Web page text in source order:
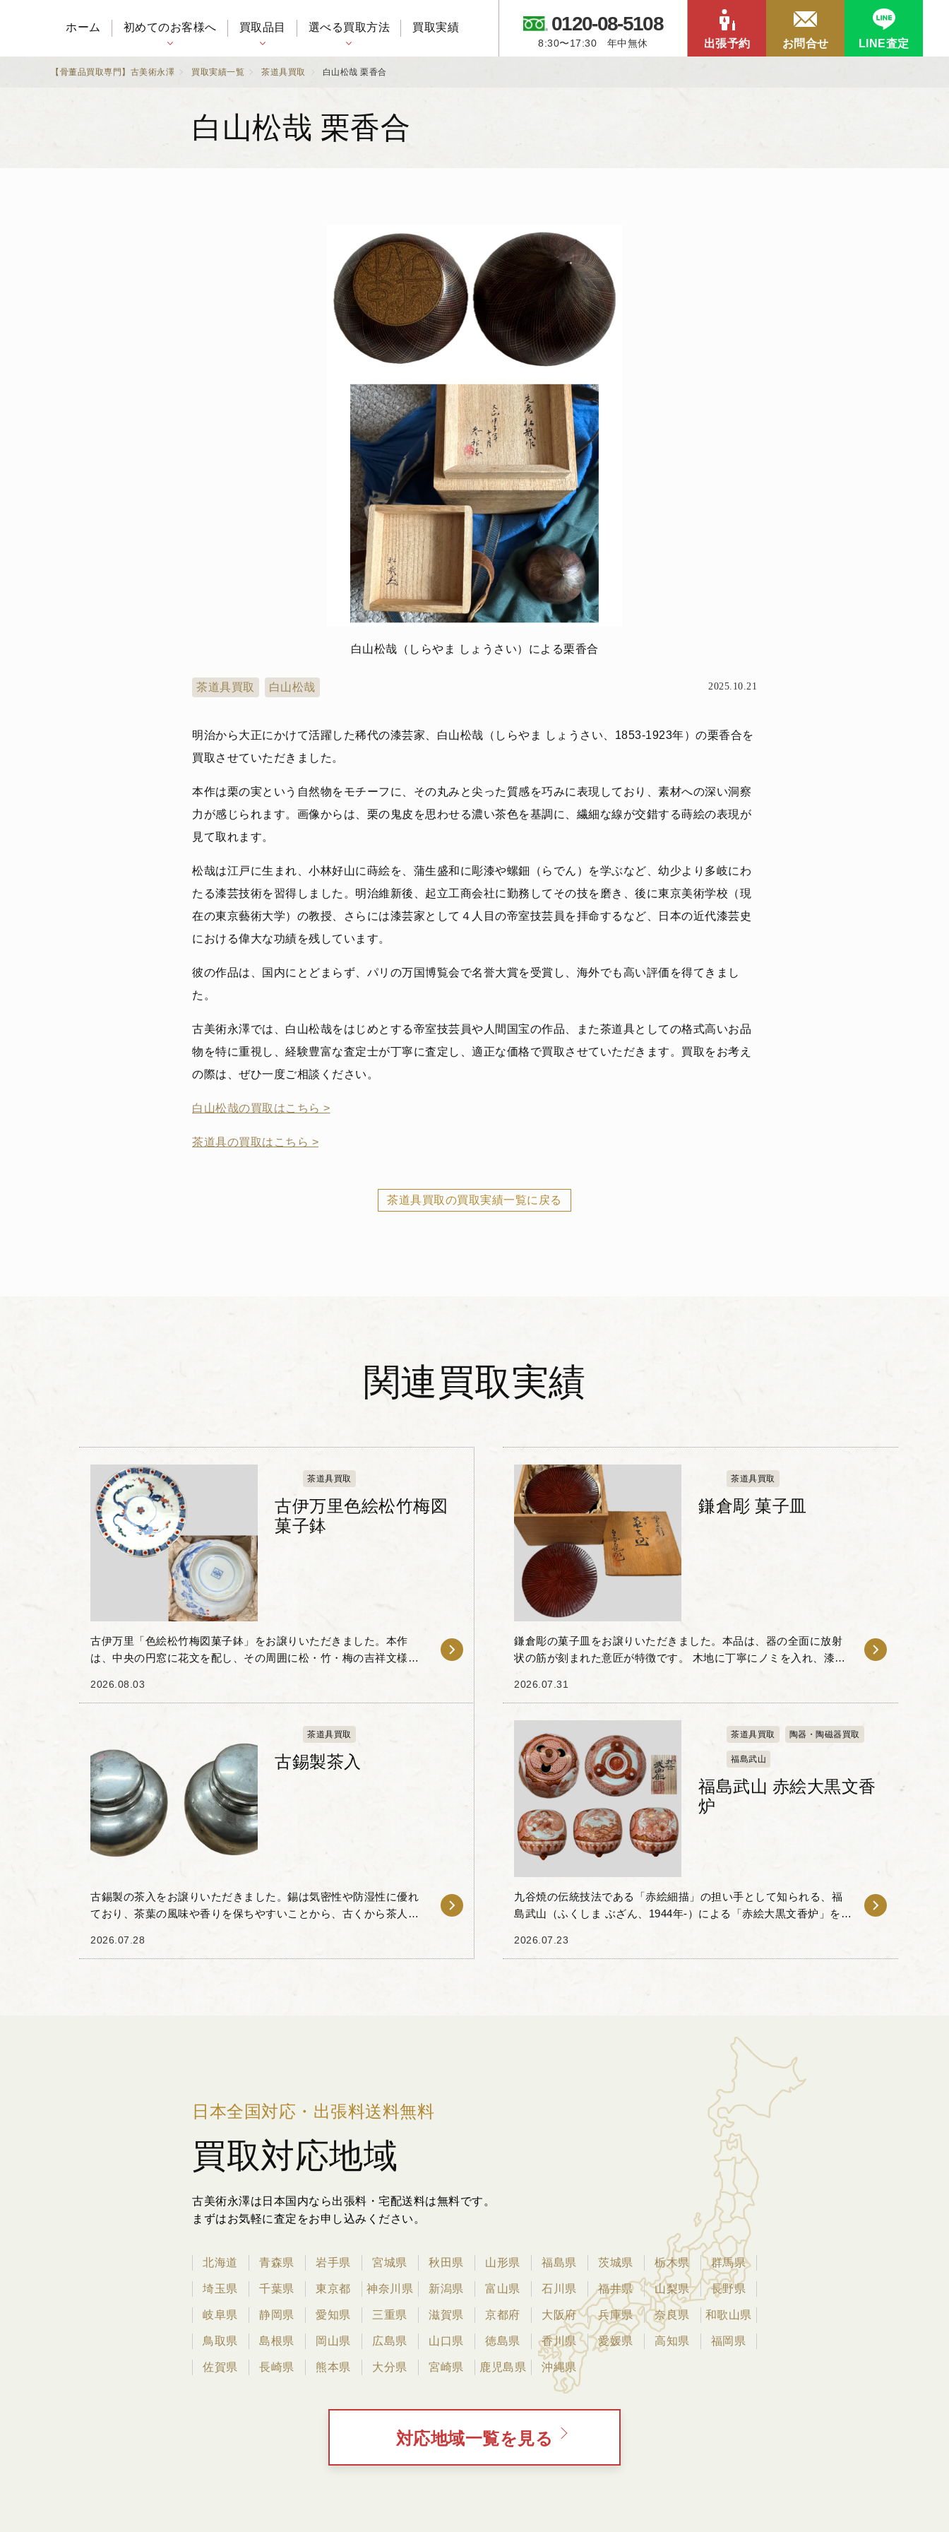
ホーム 初めてのお客様へ 買取品目 選べる買取方法 買取実績 0120-08-5108
8:30〜17:30 年中無休 出張予約 お問合せ LINE査定
【骨董品買取専門】古美術永澤 買取実績一覧 茶道具買取 白山松哉 栗香合
白山松哉 栗香合
白山松哉（しらやま しょうさい）による栗香合
茶道具買取 白山松哉 2025.10.21
明治から大正にかけて活躍した稀代の漆芸家、白山松哉（しらやま しょうさい、1853-1923年）の栗香合を
買取させていただきました。
本作は栗の実という自然物をモチーフに、その丸みと尖った質感を巧みに表現しており、素材への深い洞察
力が感じられます。画像からは、栗の鬼皮を思わせる濃い茶色を基調に、繊細な線が交錯する蒔絵の表現が
見て取れます。
松哉は江戸に生まれ、小林好山に蒔絵を、蒲生盛和に彫漆や螺鈿（らでん）を学ぶなど、幼少より多岐にわ
たる漆芸技術を習得しました。明治維新後、起立工商会社に勤務してその技を磨き、後に東京美術学校（現
在の東京藝術大学）の教授、さらには漆芸家として４人目の帝室技芸員を拝命するなど、日本の近代漆芸史
における偉大な功績を残しています。
彼の作品は、国内にとどまらず、パリの万国博覧会で名誉大賞を受賞し、海外でも高い評価を得てきまし
た。
古美術永澤では、白山松哉をはじめとする帝室技芸員や人間国宝の作品、また茶道具としての格式高いお品
物を特に重視し、経験豊富な査定士が丁寧に査定し、適正な価格で買取させていただきます。買取をお考え
の際は、ぜひ一度ご相談ください。
白山松哉の買取はこちら >
茶道具の買取はこちら >
茶道具買取の買取実績一覧に戻る
関連買取実績
茶道具買取
古伊万里色絵松竹梅図
菓子鉢
古伊万里「色絵松竹梅図菓子鉢」をお譲りいただきました。本作
は、中央の円窓に花文を配し、その周囲に松・竹・梅の吉祥文様が
器の縁を彩る規則的...
2026.08.03
茶道具買取
鎌倉彫 菓子皿
鎌倉彫の菓子皿をお譲りいただきました。本品は、器の全面に放射
状の筋が刻まれた意匠が特徴です。 木地に丁寧にノミを入れ、漆を
器としての実用性...
2026.07.31
茶道具買取
古錫製茶入
古錫製の茶入をお譲りいただきました。錫は気密性や防湿性に優れ
ており、茶葉の風味や香りを保ちやすいことから、古くから茶人の
落ち着いた光沢と...
2026.07.28
茶道具買取 陶器・陶磁器買取
福島武山
福島武山 赤絵大黒文香
炉
九谷焼の伝統技法である「赤絵細描」の担い手として知られる、福
島武山（ふくしま ぶざん、1944年-）による「赤絵大黒文香炉」をお
密技法を...
2026.07.23
日本全国対応・出張料送料無料
買取対応地域
古美術永澤は日本国内なら出張料・宅配送料は無料です。
まずはお気軽に査定をお申し込みください。
北海道 青森県 岩手県 宮城県 秋田県 山形県 福島県 茨城県 栃木県 群馬県
埼玉県 千葉県 東京都 神奈川県 新潟県 富山県 石川県 福井県 山梨県 長野県
岐阜県 静岡県 愛知県 三重県 滋賀県 京都府 大阪府 兵庫県 奈良県 和歌山県
鳥取県 島根県 岡山県 広島県 山口県 徳島県 香川県 愛媛県 高知県 福岡県
佐賀県 長崎県 熊本県 大分県 宮崎県 鹿児島県 沖縄県
対応地域一覧を見る